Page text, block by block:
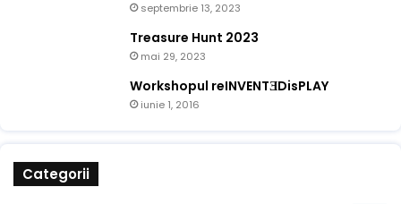
septembrie 13, 2023
Treasure Hunt 2023
mai 29, 2023
Workshopul reINVENTƎDisPLAY
iunie 1, 2016
Categorii